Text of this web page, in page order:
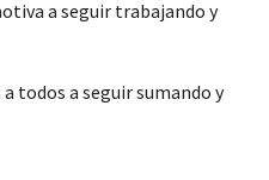
a seguir trabajando y
todos a seguir sumando y